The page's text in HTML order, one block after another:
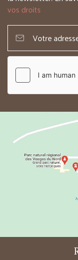
vos droits